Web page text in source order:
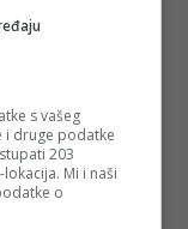
s vašeg
i druge podatke
203
Mi i naši
o